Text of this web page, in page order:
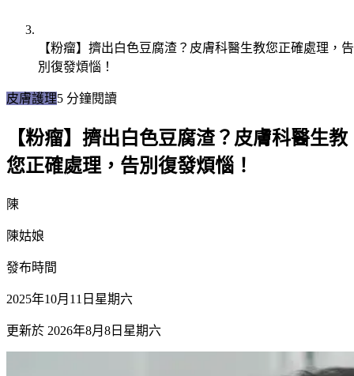
【粉瘤】擠出白色豆腐渣？皮膚科醫生教您正確處理，告
別復發煩惱！
皮膚護理5 分鐘閱讀
【粉瘤】擠出白色豆腐渣？皮膚科醫生教
您正確處理，告別復發煩惱！
陳
陳姑娘
發布時間
2025年10月11日星期六
更新於 2026年8月8日星期六